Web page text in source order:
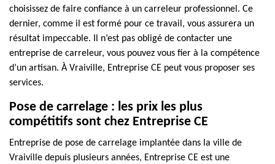
choisissez de faire confiance à un carreleur professionnel. Ce
dernier, comme il est formé pour ce travail, vous assurera un
résultat impeccable. Il n’est pas obligé de contacter une
entreprise de carreleur, vous pouvez vous fier à la compétence
d’un artisan. À Vraiville, Entreprise CE peut vous proposer ses
services.
Pose de carrelage : les prix les plus
compétitifs sont chez Entreprise CE
Entreprise de pose de carrelage implantée dans la ville de
Vraiville depuis plusieurs années, Entreprise CE est une